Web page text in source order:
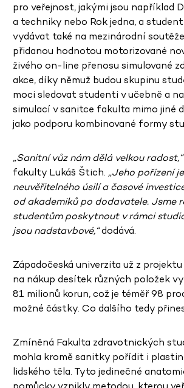
pro veřejnost, jakými jsou například
a techniky nebo Rok jedna, a
vydávat také na mezinárodní
přidanou hodnotou motorizované
živého on-line přenosu simulované
akce, díky němuž budou skupinu
moci sledovat studenti v učebně a
simulací v sanitce fakulta mimo jiné
jako podporu kombinované formy
„Sanitní vůz nám dělá velkou radost,“
fakulty Lukáš Štich. „Jeho pořízení
neuvěřitelného úsilí a časové
od akademiků po dodavatele. Jsme
studentům poskytnout v rámci
jsou nadstavbové,“dodává.
Západočeská univerzita už z projektu
na nákup desítek různých položek
81 milionů korun, což je téměř 98
možné částky. Co dalšího tedy
Zmíněná Fakulta zdravotnických
mohla kromě sanitky pořídit i
lidského těla. Tyto jedinečné